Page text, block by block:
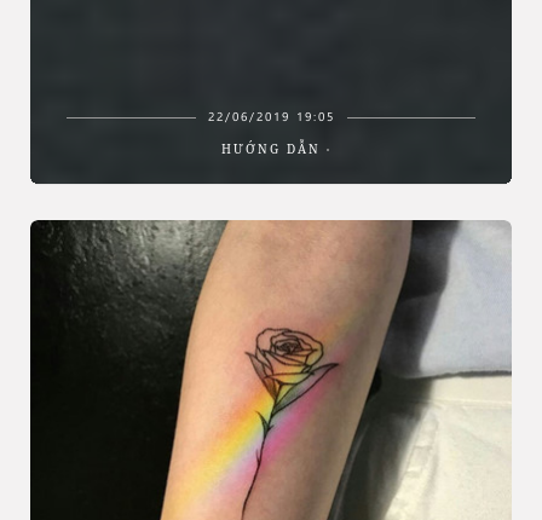
22/06/2019 19:05
HƯỚNG DẪN